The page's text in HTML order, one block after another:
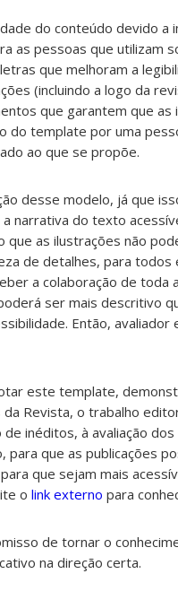
do conteúdo devido
as pessoas que utilizam
que melhoram a
(incluindo a logo da
que garantem que as
do template por uma
ao que se propõe.
desse modelo, já que
narrativa do texto
as ilustrações não
de detalhes, para todos
a colaboração de toda
ser mais descritivo
Então,
este template,
da Revista, o trabalho
inéditos, à avaliação
que as publicações
que sejam mais
o link externo para
de tornar o
na direção certa.